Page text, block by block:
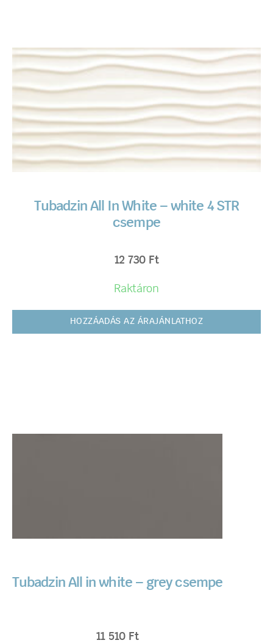
Tubadzin All In White – white 4 STR
csempe
12 730 Ft
Raktáron
HOZZÁADÁS AZ ÁRAJÁNLATHOZ
Tubadzin All in white – grey csempe
11 510 Ft